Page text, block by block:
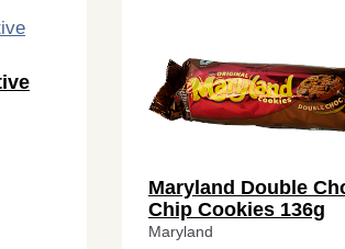
Maryland Double
Chip Cookies 136g
Maryland